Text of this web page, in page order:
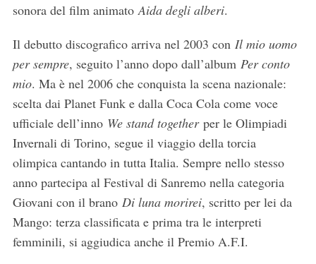
sonora del film animato Aida degli alberi.
Il debutto discografico arriva nel 2003 con Il mio uomo
per sempre, seguito l’anno dopo dall’album Per conto
mio. Ma è nel 2006 che conquista la scena nazionale:
scelta dai Planet Funk e dalla Coca Cola come voce
ufficiale dell’inno We stand together per le Olimpiadi
Invernali di Torino, segue il viaggio della torcia
olimpica cantando in tutta Italia. Sempre nello stesso
anno partecipa al Festival di Sanremo nella categoria
Giovani con il brano Di luna morirei, scritto per lei da
Mango: terza classificata e prima tra le interpreti
femminili, si aggiudica anche il Premio A.F.I.